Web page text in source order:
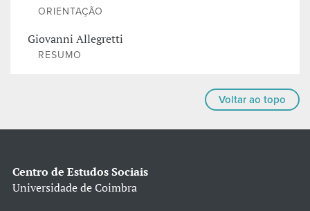
ORIENTAÇÃO
Giovanni Allegretti
RESUMO
Voltar ao topo
Centro de Estudos Sociais
Universidade de Coimbra